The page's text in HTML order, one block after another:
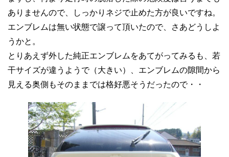
ありませんので、しっかりネジで止めた方が良いですね。
エンブレムは無い状態で譲って頂いたので、さあどうしよ
うかと。
とりあえず外した純正エンブレムをあてがってみるも、若
干サイズが違うようで（大きい）、エンブレムの隙間から
見える奥側もそのままでは格好悪そうだったので・・